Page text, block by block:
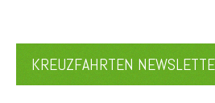
KREUZFAHRTEN